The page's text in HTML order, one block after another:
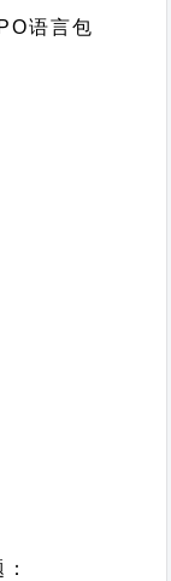
语言包